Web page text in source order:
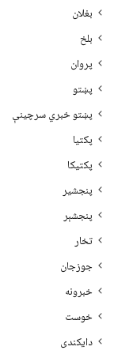
بغلان
بلخ
پروان
پښتو
پښتو خبري سرچينې
پکتيا
پکتیکا
پنجشیر
پنجشېر
تخار
جوزجان
خبرونه
خوست
دایکندی